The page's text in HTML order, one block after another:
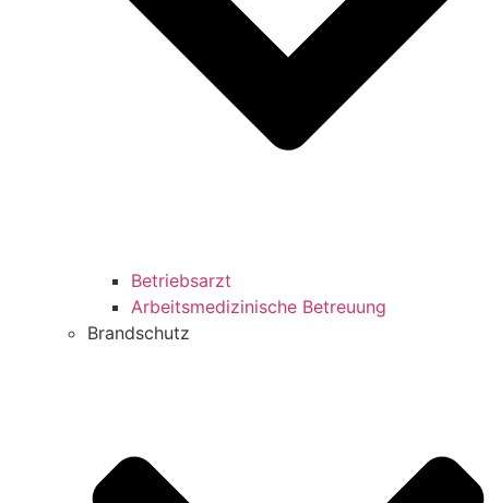
Betriebsarzt
Arbeitsmedizinische Betreuung
Brandschutz